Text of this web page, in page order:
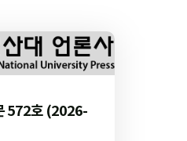
572호 (2026-